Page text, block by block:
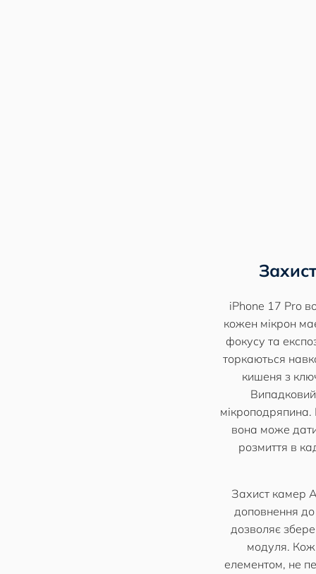
iPhone 17 Pro
кожен мікрон
фокусу та
торкаються
кишеня з
Випадковий
вона може
розмиття в
Захист камер
доповнення до
дозволяє
модуля.
елементом, не